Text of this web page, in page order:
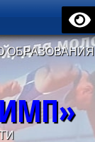
ОБРАЗОВАНИЯ